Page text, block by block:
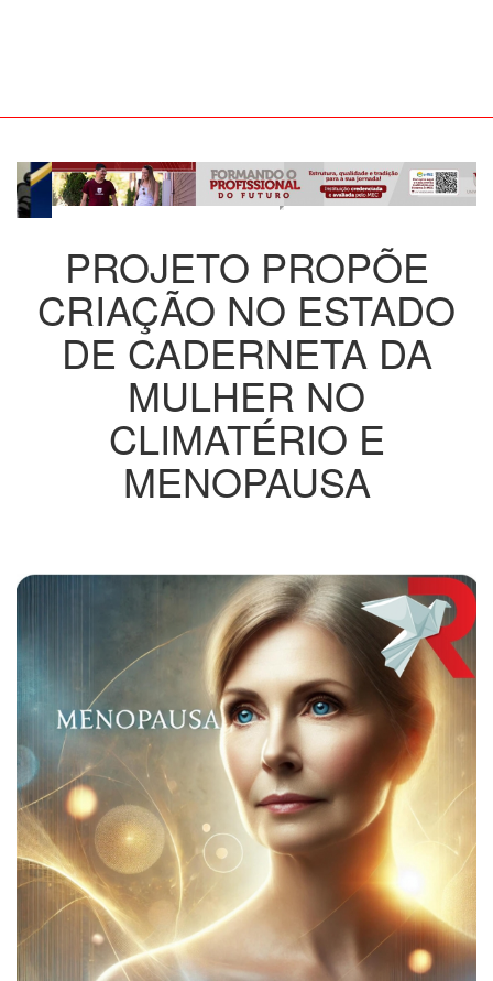
PROJETO PROPÕE
CRIAÇÃO NO ESTADO
DE CADERNETA DA
MULHER NO
CLIMATÉRIO E
MENOPAUSA